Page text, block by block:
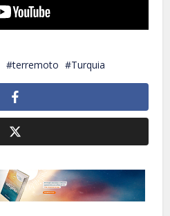
terremoto Turquia